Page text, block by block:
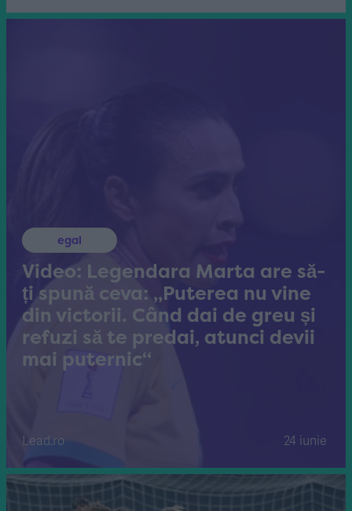
egal
Video: Legendara Marta are să-
ți spună ceva: „Puterea nu vine
din victorii. Când dai de greu și
refuzi să te predai, atunci devii
mai puternic“
Lead.ro 24 iunie